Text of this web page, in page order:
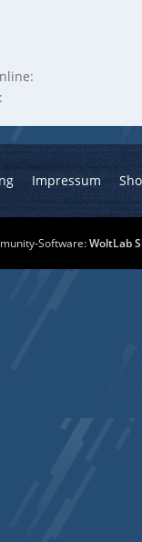
Impressum
Software:WoltLab